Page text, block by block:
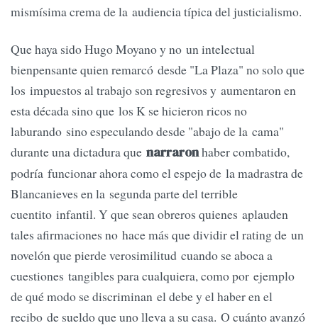
mismísima crema de la audiencia típica del justicialismo.
Que haya sido Hugo Moyano y no un intelectual
bienpensante quien remarcó desde "La Plaza" no solo que
los impuestos al trabajo son regresivos y aumentaron en
esta década sino que los K se hicieron ricos no
laburando sino especulando desde "abajo de la cama"
durante una dictadura que narraronhaber combatido,
podría funcionar ahora como el espejo de la madrastra de
Blancanieves en la segunda parte del terrible
cuentito infantil. Y que sean obreros quienes aplauden
tales afirmaciones no hace más que dividir el rating de un
novelón que pierde verosimilitud cuando se aboca a
cuestiones tangibles para cualquiera, como por ejemplo
de qué modo se discriminan el debe y el haber en el
recibo de sueldo que uno lleva a su casa. O cuánto avanzó